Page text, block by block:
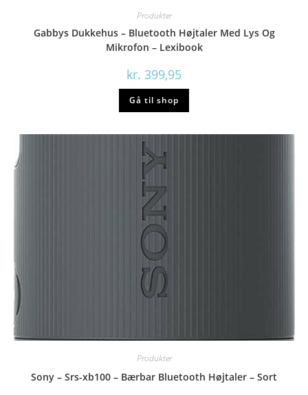
Produkter
Gabbys Dukkehus – Bluetooth Højtaler Med Lys Og
Mikrofon – Lexibook
kr. 399,95
Gå til shop
Produkter
Sony – Srs-xb100 – Bærbar Bluetooth Højtaler – Sort